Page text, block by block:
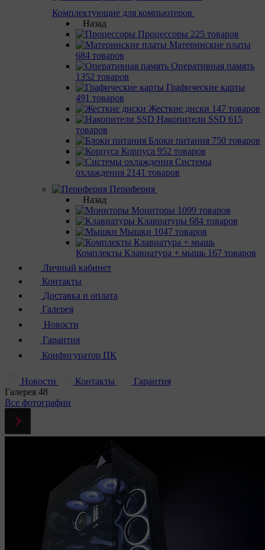
Комплектующие для компьютеров
Назад
Процессоры 225 товаров
Материнcкие платы
684 товаров
Оперативная память
1352 товаров
Графические карты
491 товаров
Жесткие диски 147 товаров
Накопители SSD 615
товаров
Блоки питания 750 товаров
Корпуса 952 товаров
Системы
охлаждения 2141 товаров
Периферия
Назад
Мониторы 1099 товаров
Клавиатуры 684 товаров
Мышки 1047 товаров
Комплекты Клавиатура + мышь 167 товаров
Личный кабинет
Контакты
Доставка и оплата
Галерея
Новости
Гарантия
Конфигуратор ПК
Новости Контакты
Гарантия
Галерея 48
Все фотографии